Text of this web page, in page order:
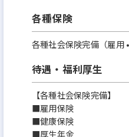
各種保険
各種社会保険完備（雇用
待遇・福利厚生
【各種社会保険完備】
■雇用保険
■健康保険
■厚生年金